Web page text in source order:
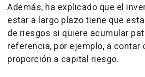
Además, ha explicado que el
estar a largo plazo tiene que
de riesgos si quiere acumular
referencia, por ejemplo, a contar
proporción a capital riesgo.